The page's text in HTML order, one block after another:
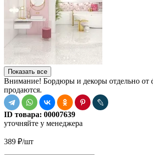
Показать все
Внимание! Бордюры и декоры отдельно от
продаются.
ID товара: 00007639
уточняйте у менеджера
389 ₽/шт